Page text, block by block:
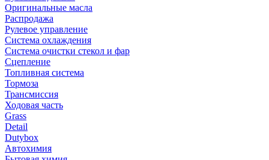
Оригинальные масла
Распродажа
Рулевое управление
Система охлаждения
Система очистки стекол и фар
Сцепление
Топливная система
Тормоза
Трансмиссия
Ходовая часть
Grass
Detail
Dutybox
Автохимия